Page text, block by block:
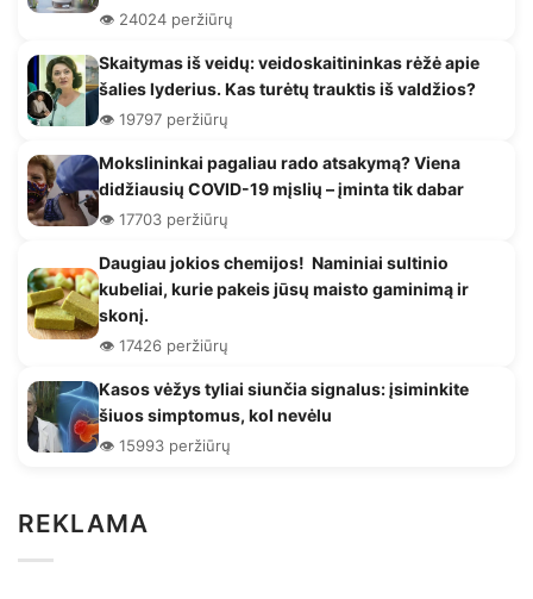
👁️ 24024 peržiūrų
Skaitymas iš veidų: veidoskaitininkas rėžė apie
šalies lyderius. Kas turėtų trauktis iš valdžios?
👁️ 19797 peržiūrų
Mokslininkai pagaliau rado atsakymą? Viena
didžiausių COVID-19 mįslių – įminta tik dabar
👁️ 17703 peržiūrų
Daugiau jokios chemijos! Naminiai sultinio
kubeliai, kurie pakeis jūsų maisto gaminimą ir
skonį.
👁️ 17426 peržiūrų
Kasos vėžys tyliai siunčia signalus: įsiminkite
šiuos simptomus, kol nevėlu
👁️ 15993 peržiūrų
REKLAMA